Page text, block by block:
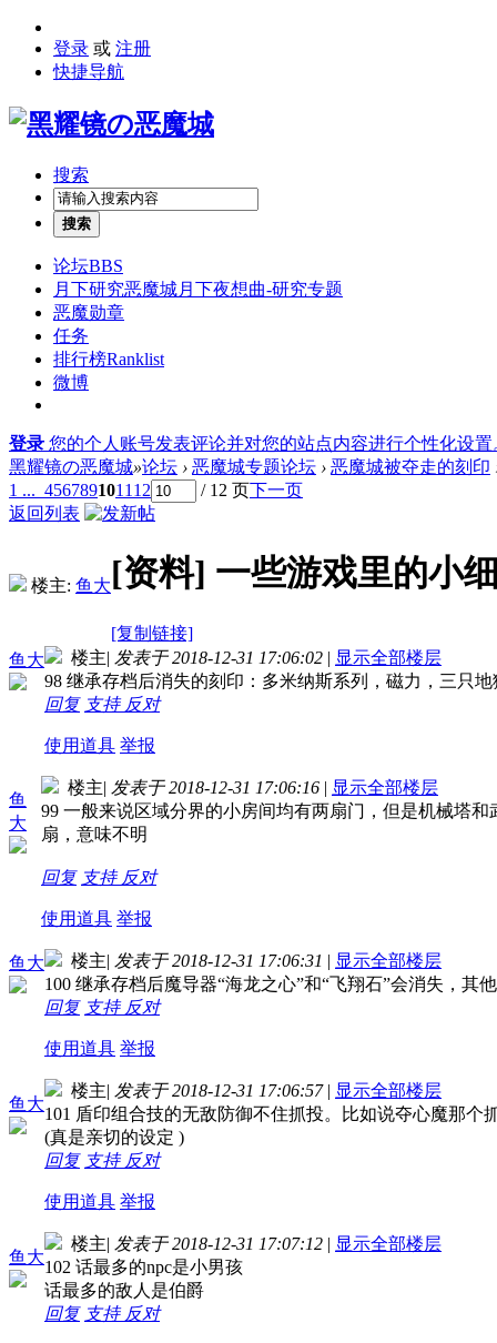
登录 或 注册
快捷导航
搜索
搜索
论坛BBS
月下研究恶魔城月下夜想曲-研究专题
恶魔勋章
任务
排行榜Ranklist
微博
登录 您的个人账号发表评论并对您的站点内容进行个性化设置
黑耀镜の恶魔城»论坛 › 恶魔城专题论坛 › 恶魔城被夺走的刻印
1 ... 4567891011 12 / 12 页下一页
返回列表
楼主: 鱼大[资料] 一些游戏里的小
[复制链接]
鱼大
楼主| 发表于 2018-12-31 17:06:02 | 显示全部楼层
98 继承存档后消失的刻印：多米纳斯系列，磁力，三只
回复 支持 反对
使用道具 举报
鱼
大
楼主| 发表于 2018-12-31 17:06:16 | 显示全部楼层
99 一般来说区域分界的小房间均有两扇门，但是机械塔
扇，意味不明
回复 支持 反对
使用道具 举报
鱼大 楼主| 发表于 2018-12-31 17:06:31 | 显示全部楼层
100 继承存档后魔导器“海龙之心”和“飞翔石”会消失，其
回复 支持 反对
使用道具 举报
鱼大
楼主| 发表于 2018-12-31 17:06:57 | 显示全部楼层
101 盾印组合技的无敌防御不住抓投。比如说夺心魔那
(真是亲切的设定 )
回复 支持 反对
使用道具 举报
鱼大
楼主| 发表于 2018-12-31 17:07:12 | 显示全部楼层
102 话最多的npc是小男孩
话最多的敌人是伯爵
回复 支持 反对